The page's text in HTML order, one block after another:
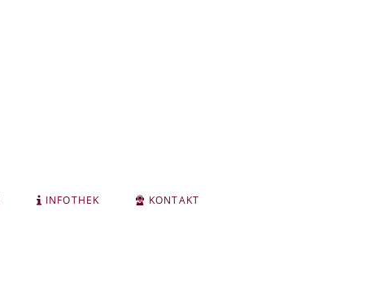
INFOTHEK
KONTAKT